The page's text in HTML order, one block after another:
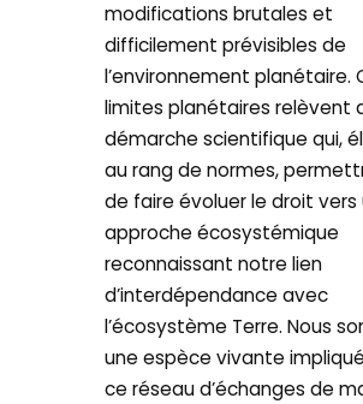
modifications brutales et
difficilement prévisibles de
l’environnement planétaire.
limites planétaires relèvent
démarche scientifique qui,
au rang de normes,
de faire évoluer le droit vers
approche écosystémique
reconnaissant notre lien
d’interdépendance avec
l’écosystème Terre. Nous
une espèce vivante
ce réseau d’échanges de